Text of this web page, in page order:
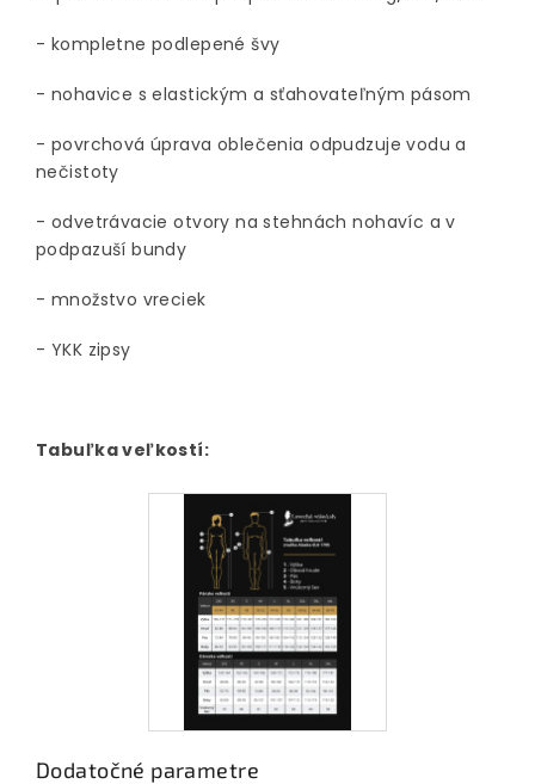
- kompletne podlepené švy
- nohavice s elastickým a sťahovateľným pásom
- povrchová úprava oblečenia odpudzuje vodu a
nečistoty
- odvetrávacie otvory na stehnách nohavíc a v
podpazuší bundy
- množstvo vreciek
- YKK zipsy
Tabuľka veľkostí:
Dodatočné parametre